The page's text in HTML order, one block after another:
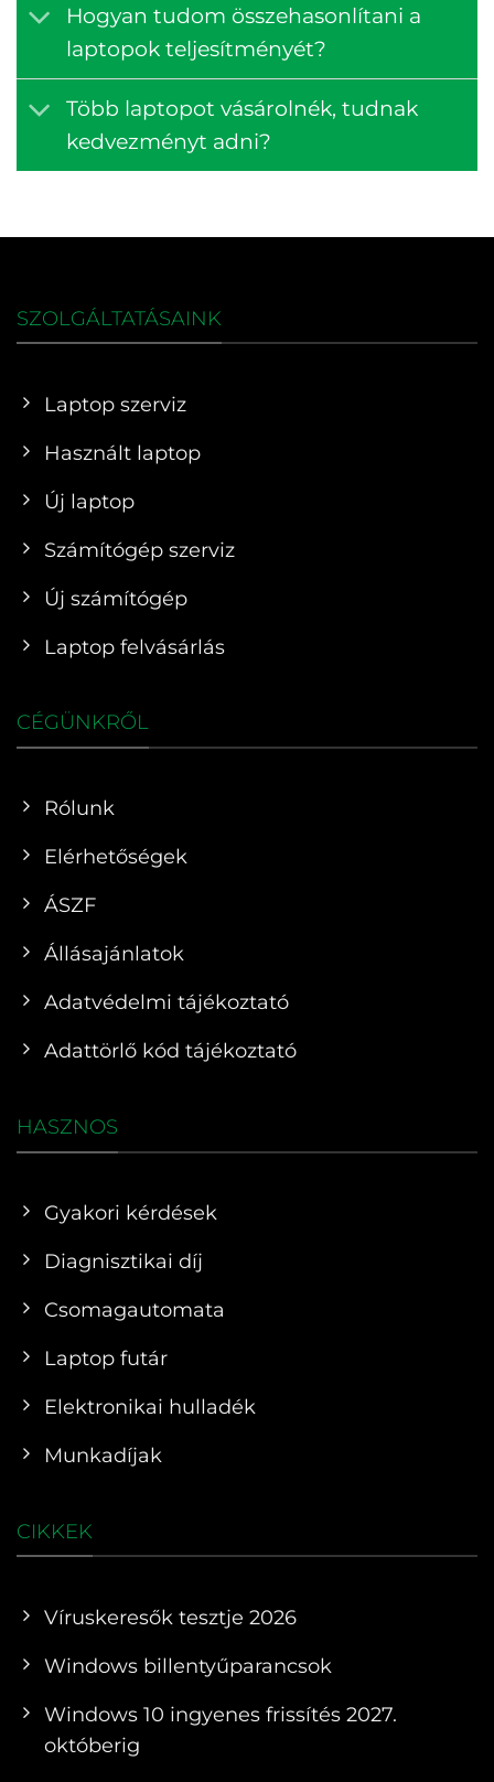
Hogyan tudom összehasonlítani a
laptopok teljesítményét?
Több laptopot vásárolnék, tudnak
kedvezményt adni?
SZOLGÁLTATÁSAINK
Laptop szerviz
Használt laptop
Új laptop
Számítógép szerviz
Új számítógép
Laptop felvásárlás
CÉGÜNKRŐL
Rólunk
Elérhetőségek
ÁSZF
Állásajánlatok
Adatvédelmi tájékoztató
Adattörlő kód tájékoztató
HASZNOS
Gyakori kérdések
Diagnisztikai díj
Csomagautomata
Laptop futár
Elektronikai hulladék
Munkadíjak
CIKKEK
Víruskeresők tesztje 2026
Windows billentyűparancsok
Windows 10 ingyenes frissítés 2027.
októberig